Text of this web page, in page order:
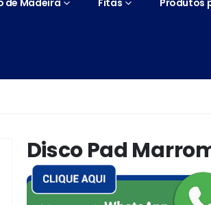
de Madeira Fitas Produtos
Disco Pad